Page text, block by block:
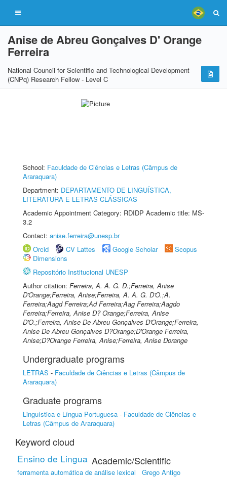
Anise de Abreu Gonçalves D' Orange
Ferreira
National Council for Scientific and Technological Development
(CNPq) Research Fellow - Level C
School: Faculdade de Ciências e Letras (Câmpus de
Araraquara)
Department: DEPARTAMENTO DE LINGUÍSTICA,
LITERATURA E LETRAS CLÁSSICAS
Academic Appointment Category: RDIDP Academic title: MS-
3.2
Contact: anise.ferreira@unesp.br
Orcid
CV Lattes Google Scholar
Scopus
Dimensions
Repositório Institucional UNESP
Author citation: Ferreira, A. A. G. D.;Ferreira, Anise
D'Orange;Ferreira, Anise;Ferreira, A. A. G. D'O.;A.
Ferreira;Aagd Ferreira;Ad Ferreira;Aag Ferreira;Aagdo
Ferreira;Ferreira, Anise D? Orange;Ferreira, Anise
D'O.;Ferreira, Anise De Abreu Gonçalves D'Orange;Ferreira,
Anise De Abreu Gonçalves D?Orange;D'Orange Ferreira,
Anise;D?Orange Ferreira, Anise;Ferreira, Anise Dorange
Undergraduate programs
LETRAS - Faculdade de Ciências e Letras (Câmpus de
Araraquara)
Graduate programs
Linguística e Língua Portuguesa - Faculdade de Ciências e
Letras (Câmpus de Araraquara)
Keyword cloud
Ensino de Lingua
ferramenta automática de análise lexical
Grego Antigo
Academic/Scientific